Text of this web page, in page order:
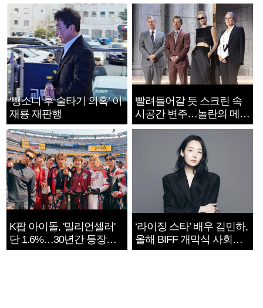
‘뺑소니 후 술타기 의혹’ 이
재룡 재판행
빨려들어갈 듯 스크린 속
시공간 변주…놀란의 메시
지는 ‘전쟁 속죄’
K팝 아이돌, '밀리언셀러'
단 1.6%…30년간 등장
1182개팀 전수조사
‘라이징 스타’ 배우 김민하,
올해 BIFF 개막식 사회자
확정